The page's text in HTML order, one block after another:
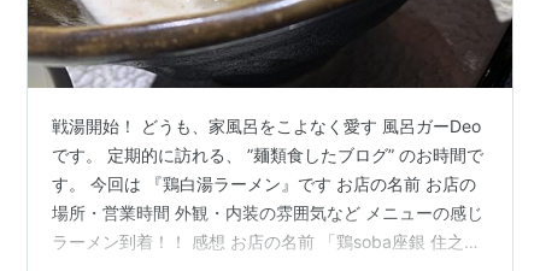
戦湯開始！ どうも、家風呂をこよなく愛す 風呂ガーDeo
です。 定期的に訪れる、 ”麺類食したブログ” のお時間で
す。 今回は 『鶏白湯ラーメン』です お店の名前 お店の
場所・営業時間 外観・内装の雰囲気など メニューの感じ
ラーメン到着！！ 感想 お店の名前 「鶏soba座銀 住之江